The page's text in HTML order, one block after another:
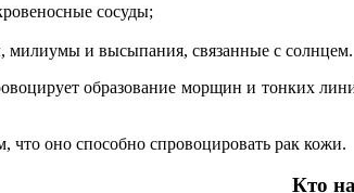
сосуды;
милиумы и высыпания, связанные с солнцем.
образование морщин и тонких
что оно способно спровоцировать рак кожи.
Кто